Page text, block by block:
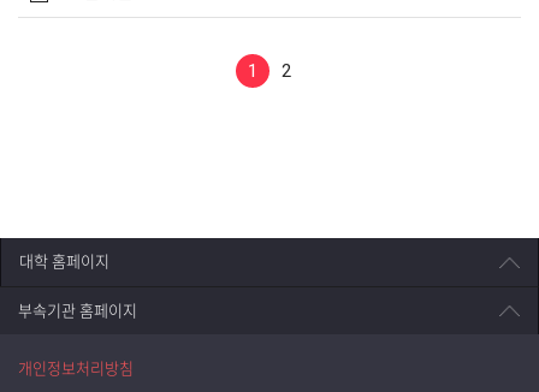
1 2
대학 홈페이지
부속기관 홈페이지
개인정보처리방침